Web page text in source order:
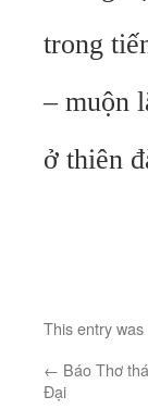
trong
– muộn
ở thiên
This entry
← Báo Thơ
Đại